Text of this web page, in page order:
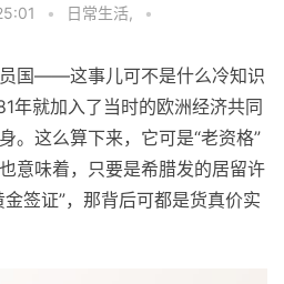
• 日常生活, •
国——这事儿可不是什么冷知识
年就加入了当时的欧洲经济共同
。这么算下来，它可是“老资格”
意味着，只要是希腊发的居留许
签证”，那背后可都是货真价实